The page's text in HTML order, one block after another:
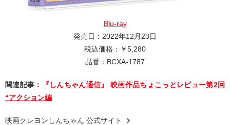
Blu-ray
発売日：2022年12月23日
税込価格：￥5,280
品番：BCXA-1787
関連記事：
『しんちゃん通信』 映画作品ちょこっとレビュー第2回
“アクション編
映画クレヨンしんちゃん 公式サイト